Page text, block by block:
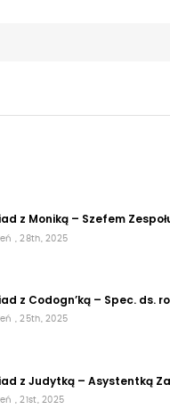
z Moniką – Szefem
, 28th, 2025
z Codogn’ką – Spec. ds.
, 25th, 2025
z Judytką – Asystentką
, 21st, 2025